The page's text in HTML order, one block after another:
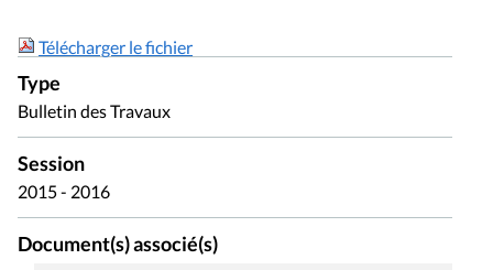
Télécharger le fichier
Type
Bulletin des Travaux
Session
2015 - 2016
Document(s) associé(s)